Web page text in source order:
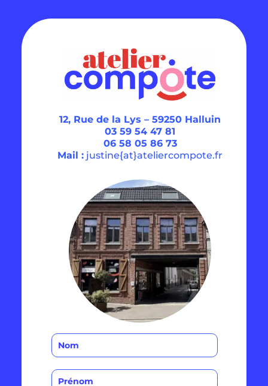
12, Rue de la Lys – 59250 Halluin
03 59 54 47 81
06 58 05 86 73
Mail : justine{at}ateliercompote.fr